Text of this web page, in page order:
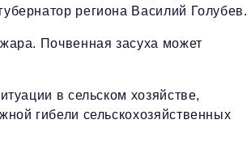
региона Василий Голубев.
Почвенная засуха может
в сельском хозяйстве,
гибели сельскохозяйственных